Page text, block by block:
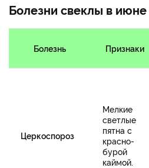
Болезни свеклы в июне
Болезнь Признаки
Церкоспороз
Мелкие
светлые
пятна с
красно-
бурой
каймой.